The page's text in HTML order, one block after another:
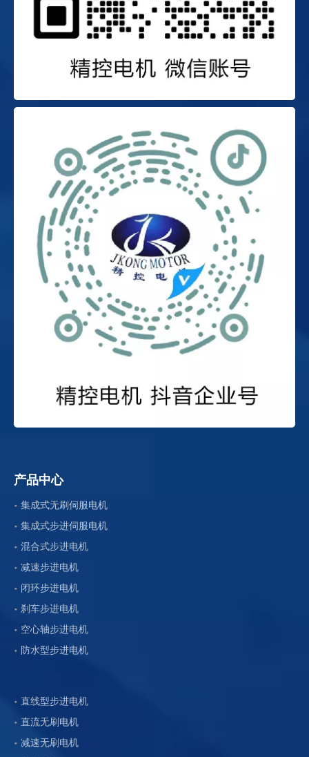
产品中心
集成式无刷伺服电机
集成式步进伺服电机
混合式步进电机
减速步进电机
闭环步进电机
刹车步进电机
空心轴步进电机
防水型步进电机
直线型步进电机
直流无刷电机
减速无刷电机